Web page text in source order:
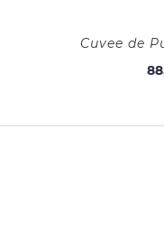
Cuvee de